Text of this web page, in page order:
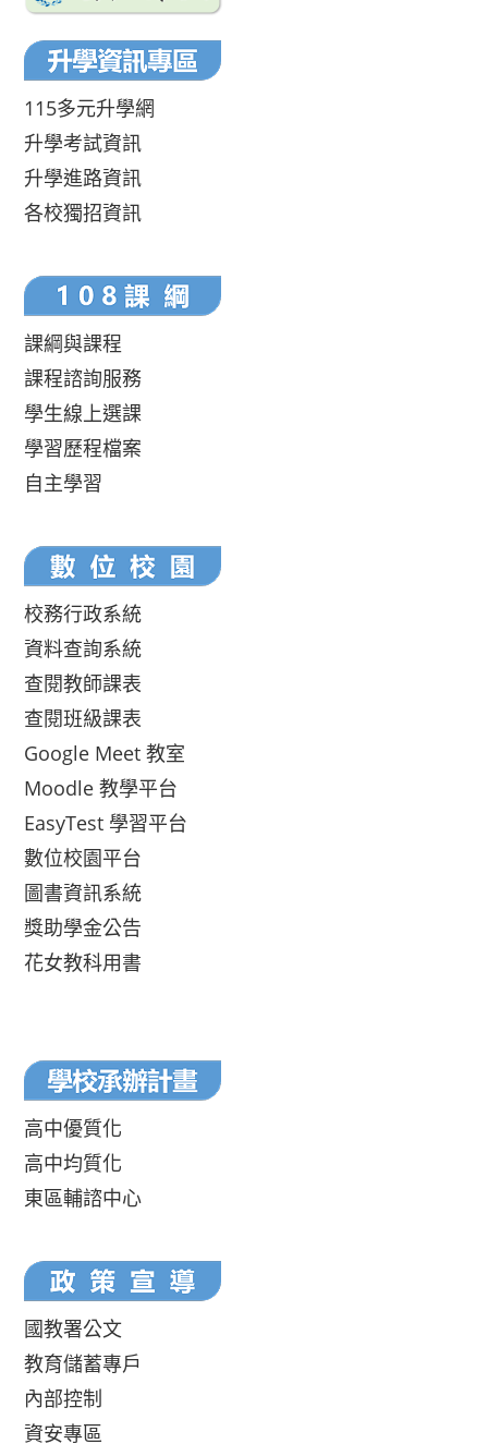
115多元升學網
升學考試資訊
升學進路資訊
各校獨招資訊
課綱與課程
課程諮詢服務
學生線上選課
學習歷程檔案
自主學習
校務行政系統
資料查詢系統
查閱教師課表
查閱班級課表
Google Meet 教室
Moodle 教學平台
EasyTest 學習平台
數位校園平台
圖書資訊系統
獎助學金公告
花女教科用書
高中優質化
高中均質化
東區輔諮中心
國教署公文
教育儲蓄專戶
內部控制
資安專區